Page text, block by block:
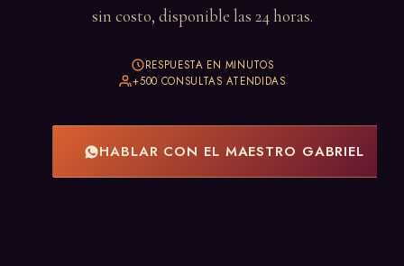
sin costo, disponible las 24 horas.
RESPUESTA EN MINUTOS
+500 CONSULTAS ATENDIDAS
HABLAR CON EL MAESTRO GABRIEL